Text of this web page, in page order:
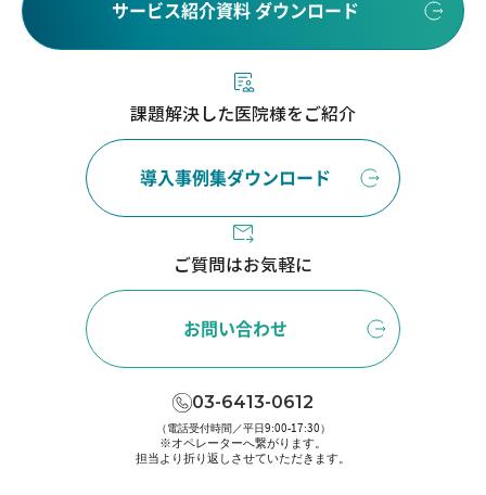
サービス紹介資料 ダウンロード
課題解決した医院様をご紹介
導入事例集ダウンロード
ご質問はお気軽に
お問い合わせ
03-6413-0612
（電話受付時間／平日9:00-17:30）
※オペレーターへ繋がります。
担当より折り返しさせていただきます。